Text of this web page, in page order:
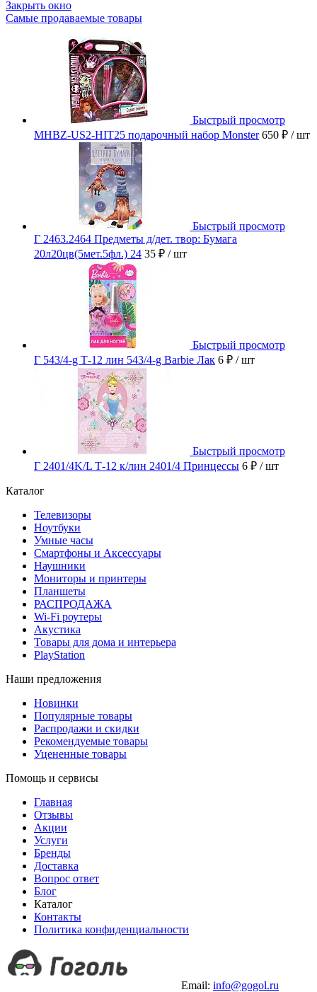
Закрыть окно
Самые продаваемые товары
Быстрый просмотр
MHBZ-US2-HIT25 подарочный набор Monster 650 ₽ / шт
Быстрый просмотр
Г 2463.2464 Предметы д/дет. твор: Бумага
20л20цв(5мет.5фл.) 24 35 ₽ / шт
Быстрый просмотр
Г 543/4-g Т-12 лин 543/4-g Barbie Лак 6 ₽ / шт
Быстрый просмотр
Г 2401/4K/L Т-12 к/лин 2401/4 Принцессы 6 ₽ / шт
Каталог
Телевизоры
Ноутбуки
Умные часы
Смартфоны и Аксессуары
Наушники
Мониторы и принтеры
Планшеты
РАСПРОДАЖА
Wi-Fi роутеры
Акустика
Товары для дома и интерьера
PlayStation
Наши предложения
Новинки
Популярные товары
Распродажи и скидки
Рекомендуемые товары
Уцененные товары
Помощь и сервисы
Главная
Отзывы
Акции
Услуги
Бренды
Доставка
Вопрос ответ
Блог
Каталог
Контакты
Политика конфиденциальности
Email: info@gogol.ru